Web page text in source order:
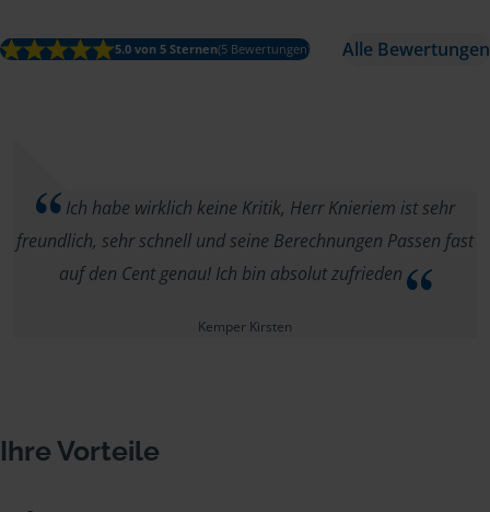
5.0 von 5 Sternen(5 Bewertungen) Alle Bewertungen
Ich habe wirklich keine Kritik, Herr Knieriem ist sehr
freundlich, sehr schnell und seine Berechnungen Passen fast
auf den Cent genau! Ich bin absolut zufrieden
Kemper Kirsten
Ihre Vorteile